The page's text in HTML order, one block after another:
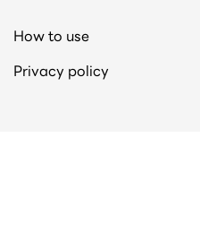
How to use
Privacy policy